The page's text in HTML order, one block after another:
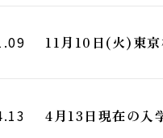
11月10日(火)東京
4月13日現在の入